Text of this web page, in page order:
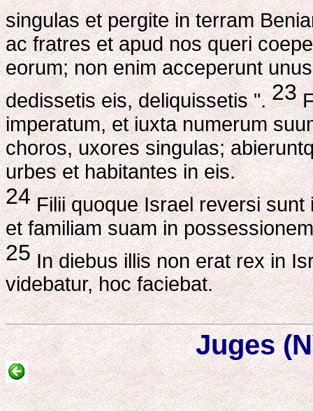
singulas et pergite in terram
ac fratres et apud nos queri
eorum; non enim acceperunt
dedissetis eis, deliquissetis ".23
imperatum, et iuxta numerum
choros, uxores singulas;
urbes et habitantes in eis.
24Filii quoque Israel reversi sunt
et familiam suam in
25 In diebus illis non erat rex in
videbatur, hoc faciebat.
Juges